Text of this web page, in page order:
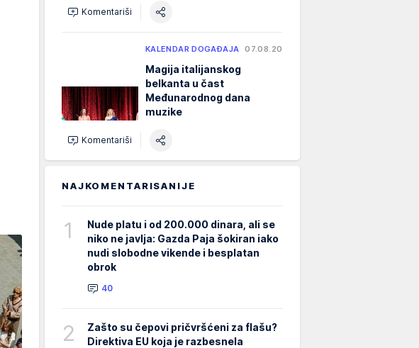
Komentariši
KALENDAR DOGAĐAJA 07.08.2026.
Magija italijanskog
belkanta u čast
Međunarodnog dana
muzike
Komentariši
NAJKOMENTARISANIJE
1
Nude platu i od 200.000 dinara, ali se
niko ne javlja: Gazda Paja šokiran iako
nudi slobodne vikende i besplatan
obrok
40
2
Zašto su čepovi pričvršćeni za flašu?
Direktiva EU koja je razbesnela